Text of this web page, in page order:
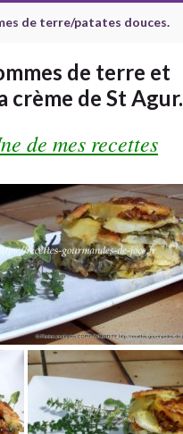
de terre/patates douces.
de terre et
crème de St Agur.
de mes recettes